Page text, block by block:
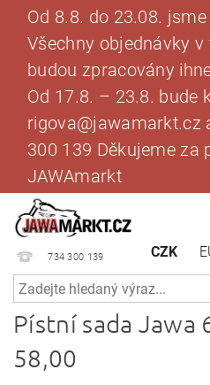
Od 8.8. do 23.08.
Všechny objednávky
budou zpracovány
Od 17.8. – 23.8. bude
rigova@jawamarkt.cz
300 139 Děkujeme za
JAWAmarkt
734 300 139 CZK
Pístní sada Jawa
58,00